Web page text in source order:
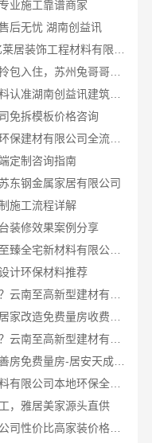
业施工靠谱商家
后无忧 湖南创益讯
工业园区旧房翻新老破小拎包入住，苏州兔哥哥智装新材料有限公司省心全包
湖南口碑好的装修环保材料认准湖南创益讯建筑有限公司
免拆模板价格咨询
汝州家装精装，河南璟臻环保建材有限公司全流程一体化服务
定制咨询指南
东钢金属家居有限公司
施工流程详解
装修效果案例分享
智能调光全屋定制，邯郸至臻全宅新材料有限公司轻奢美学体验
计环保材料推荐
西安性价比高家装施工改善房免费量房-居安天成（西安）建筑工程有限责任公司
江西尚宅尚品新型环保材料有限公司本地环保全屋定制施工队
，雅居美家源头直供
常州宜居佳装饰工程有限公司性价比高家装价格清单